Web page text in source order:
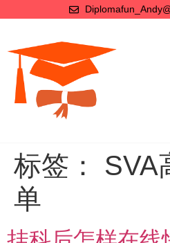
标签： SVA
单